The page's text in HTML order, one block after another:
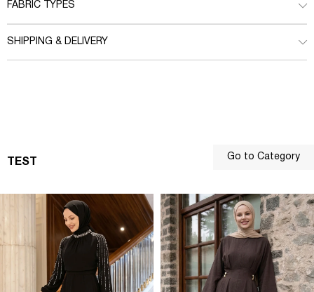
FABRIC TYPES
SHIPPING & DELIVERY
TEST
Go to Category